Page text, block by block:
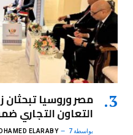
مصر وروسيا تبحثان
التعاون التجاري
بواسطة ELARABY 7 أغسطس، 2026